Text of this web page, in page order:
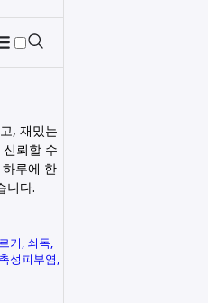
, 재밌는
뢰할 수
루에 한
니다.
기 쇠독
성피부염